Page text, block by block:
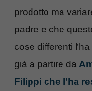
prodotto ma
padre e che
cose differenti
già a partire da
Filippi che l’ha